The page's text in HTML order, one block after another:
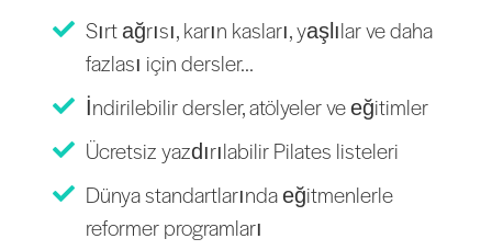
Sırt ağrısı, karın kasları, yaşlılar ve daha
fazlası için dersler...
İndirilebilir dersler, atölyeler ve eğitimler
Ücretsiz yazdırılabilir Pilates listeleri
Dünya standartlarında eğitmenlerle
reformer programları